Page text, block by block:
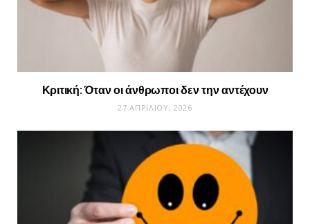
Κριτική: Όταν οι άνθρωποι δεν την αντέχουν
27 ΑΠΡΙΛΊΟΥ, 2026